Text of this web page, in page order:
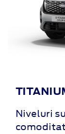
Niveluri